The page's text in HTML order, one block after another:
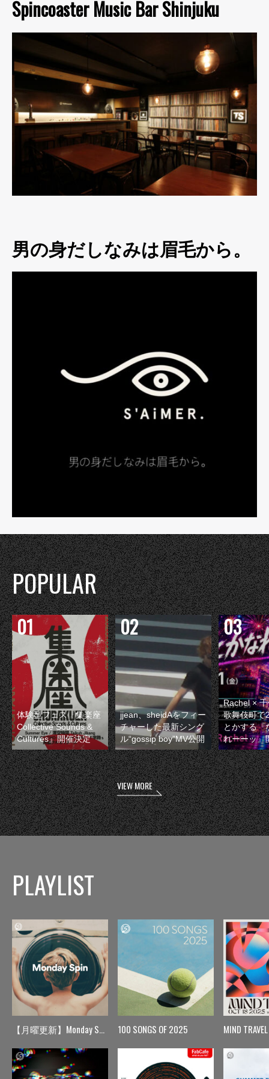
Spincoaster Music Bar Shinjuku
男の身だしなみは眉毛から。
POPULAR
体験型フェス『集楽座
Collective Sounds &
Cultures』開催決定
jjean、sheidAをフィー
チャーした最新シング
ル“gossip boy”MV公開
Rachel ×
歌舞伎町で
とかする『
れーーッ』
VIEW MORE
PLAYLIST
【月曜更新】Monday Spin 100 SONGS OF 2025 MIND TRAVEL